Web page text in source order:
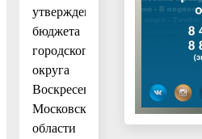
утверждении
бюджета
городского
округа
Воскресенск
Московской
области